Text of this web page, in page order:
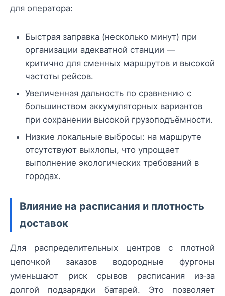
для оператора:
Быстрая заправка (несколько минут) при
организации адекватной станции —
критично для сменных маршрутов и высокой
частоты рейсов.
Увеличенная дальность по сравнению с
большинством аккумуляторных вариантов
при сохранении высокой грузоподъёмности.
Низкие локальные выбросы: на маршруте
отсутствуют выхлопы, что упрощает
выполнение экологических требований в
городах.
Влияние на расписания и плотность
доставок
Для распределительных центров с плотной
цепочкой заказов водородные фургоны
уменьшают риск срывов расписания из‑за
долгой подзарядки батарей. Это позволяет